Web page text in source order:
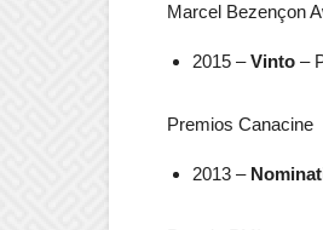
Marcel Bezençon
2015 –Vinto –
Premios Canacine
2013 –